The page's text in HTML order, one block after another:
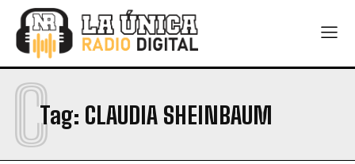
Tag: CLAUDIA SHEINBAUM
C